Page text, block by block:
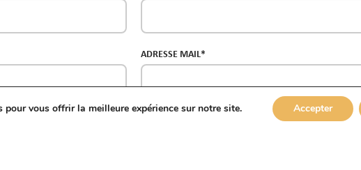
ADRESSE MAIL*
pour vous offrir la meilleure expérience sur notre site. Accepter